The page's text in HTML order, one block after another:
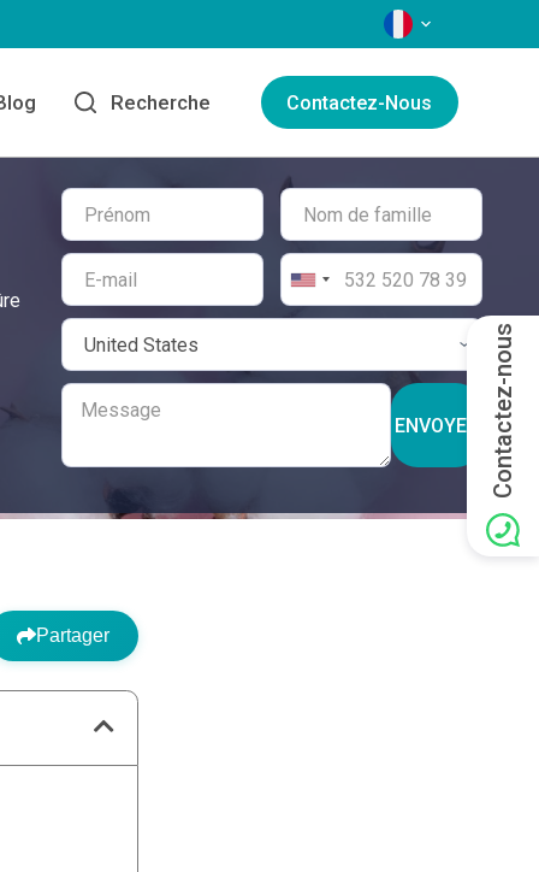
LANGAGES
Recherche Contactez-Nous
ENVOYER
Partager
Contactez-nous